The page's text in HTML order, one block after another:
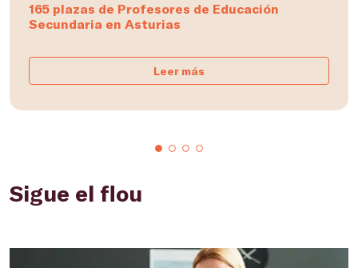
165 plazas de Profesores de Educación
Secundaria en Asturias
Leer más
Sigue el flou